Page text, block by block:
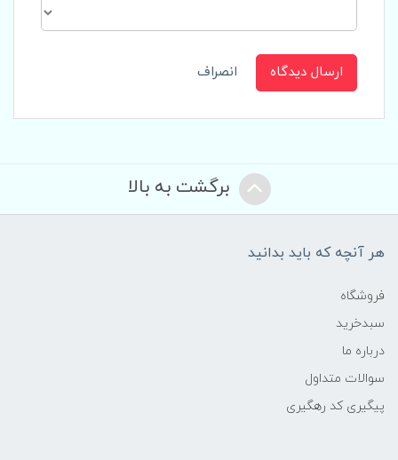
ارسال دیدگاه انصراف
برگشت به بالا
هر آنچه که باید بدانید
فروشگاه
سبدخرید
درباره ما
سوالات متداول
پیگیری کد رهگیری